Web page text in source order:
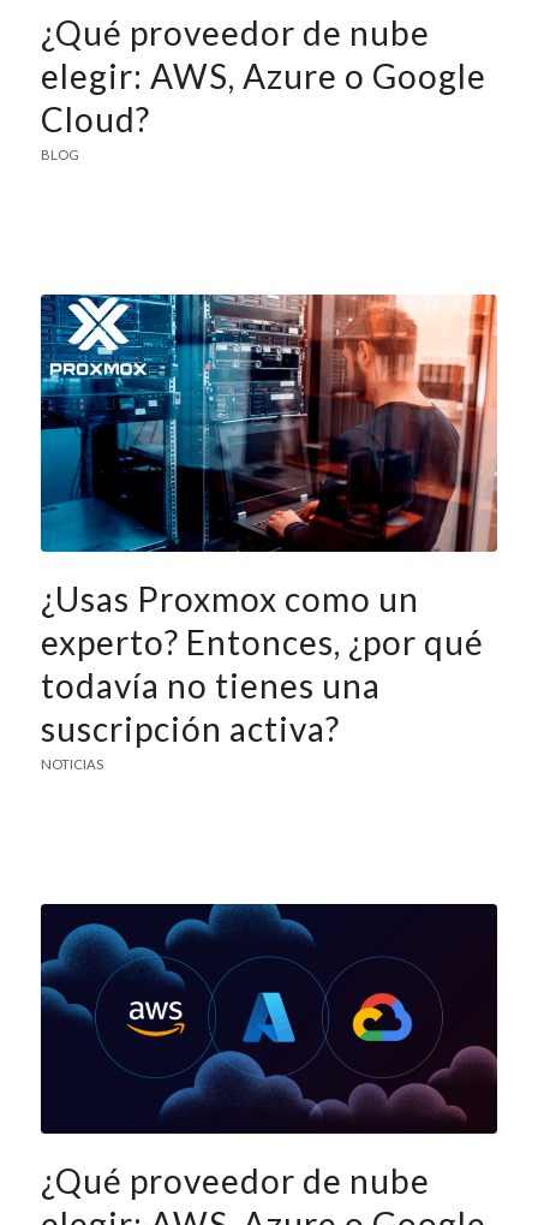
¿Qué proveedor de nube
elegir: AWS, Azure o Google
Cloud?
BLOG
¿Usas Proxmox como un
experto? Entonces, ¿por qué
todavía no tienes una
suscripción activa?
NOTICIAS
¿Qué proveedor de nube